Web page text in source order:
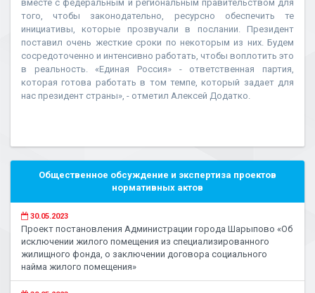
вместе с федеральным и региональным правительством для
того, чтобы законодательно, ресурсно обеспечить те
инициативы, которые прозвучали в послании. Президент
поставил очень жесткие сроки по некоторым из них. Будем
сосредоточенно и интенсивно работать, чтобы воплотить это
в реальность. «Единая Россия» - ответственная партия,
которая готова работать в том темпе, который задает для
нас президент страны», - отметил Алексей Додатко.
Общественное обсуждение и экспертиза проектов
нормативных актов
30.05.2023
Проект постановления Администрации города Шарыпово «Об
исключении жилого помещения из специализированного
жилищного фонда, о заключении договора социального
найма жилого помещения»